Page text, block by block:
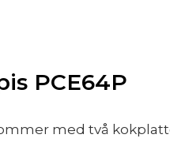
PCE64P
med två